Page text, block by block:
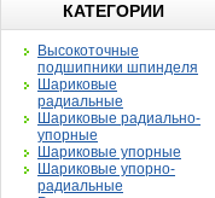
КАТЕГОРИИ
Высокоточные
подшипники шпинделя
Шариковые
радиальные
Шариковые радиально-
упорные
Шариковые упорные
Шариковые упорно-
радиальные